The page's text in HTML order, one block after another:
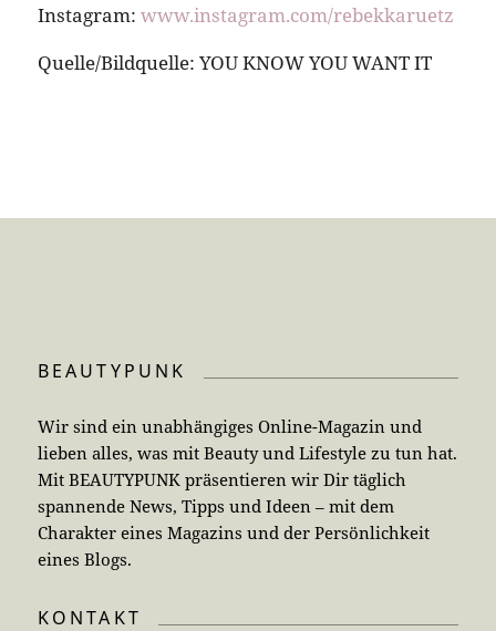
Instagram: www.instagram.com/rebekkaruetz
Quelle/Bildquelle: YOU KNOW YOU WANT IT
BEAUTYPUNK
Wir sind ein unabhängiges Online-Magazin und
lieben alles, was mit Beauty und Lifestyle zu tun hat.
Mit BEAUTYPUNK präsentieren wir Dir täglich
spannende News, Tipps und Ideen – mit dem
Charakter eines Magazins und der Persönlichkeit
eines Blogs.
KONTAKT